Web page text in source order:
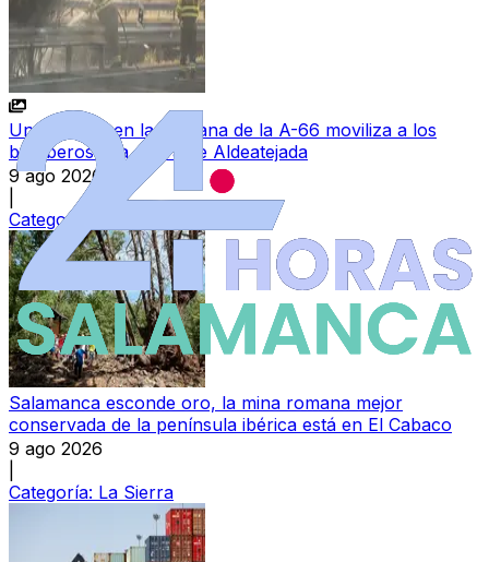
Un incendio en la mediana de la A-66 moviliza a los
bomberos a la altura de Aldeatejada
9 ago 2026
Categoría:
Salamanca esconde oro, la mina romana mejor
conservada de la península ibérica está en El Cabaco
9 ago 2026
Categoría: La Sierra